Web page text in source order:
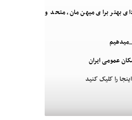
بهتر برای میهن مان، متحد و
عمومی ایران
را کلیک کنید